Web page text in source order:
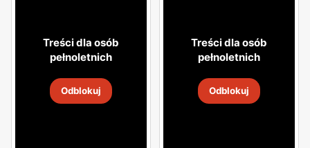
Treści dla osób
pełnoletnich
Odblokuj
Treści dla osób
pełnoletnich
Odblokuj